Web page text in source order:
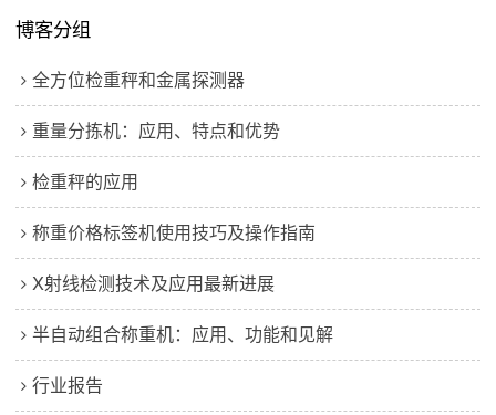
博客分组
全方位检重秤和金属探测器
重量分拣机：应用、特点和优势
检重秤的应用
称重价格标签机使用技巧及操作指南
X射线检测技术及应用最新进展
半自动组合称重机：应用、功能和见解
行业报告